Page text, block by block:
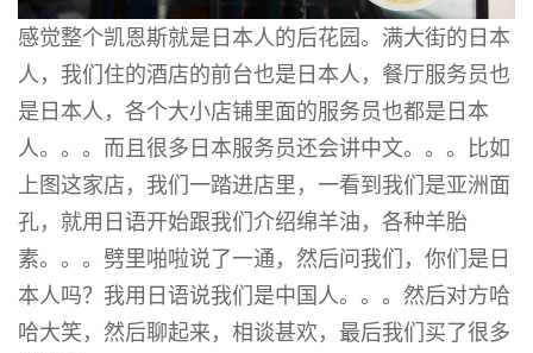
感觉整个凯恩斯就是日本人的后花园。满大街的日本
人，我们住的酒店的前台也是日本人，餐厅服务员也
是日本人，各个大小店铺里面的服务员也都是日本
人。。。而且很多日本服务员还会讲中文。。。比如
上图这家店，我们一踏进店里，一看到我们是亚洲面
孔，就用日语开始跟我们介绍绵羊油，各种羊胎
素。。。劈里啪啦说了一通，然后问我们，你们是日
本人吗？我用日语说我们是中国人。。。然后对方哈
哈大笑，然后聊起来，相谈甚欢，最后我们买了很多